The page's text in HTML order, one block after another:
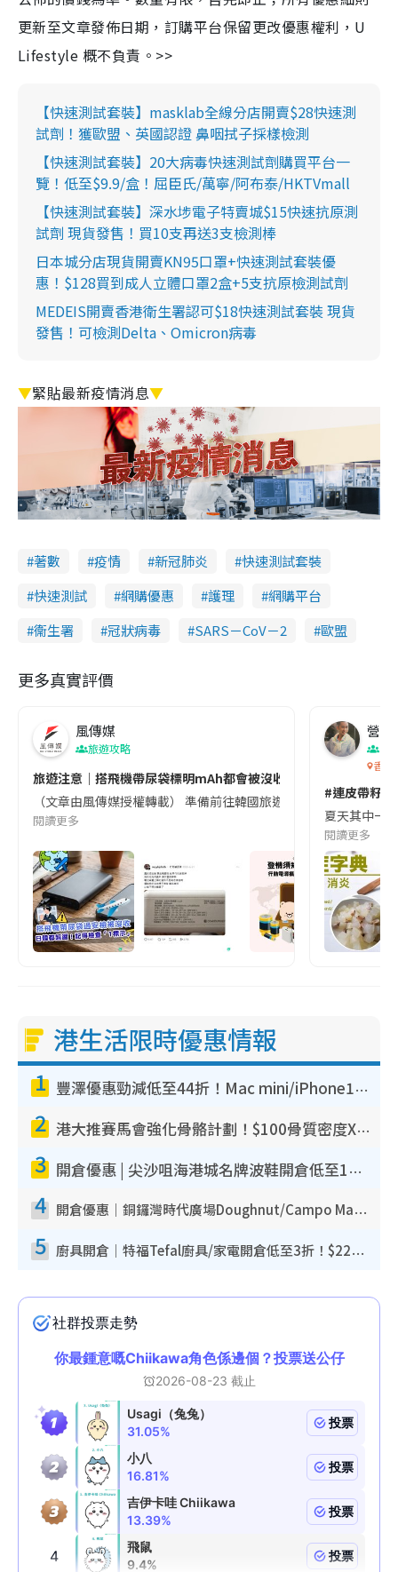
更新至文章發佈日期，訂購平台保留更改優惠權利，U
Lifestyle 概不負責。>>
【快速測試套裝】masklab全線分店開賣$28快速測
試劑！獲歐盟、英國認證 鼻咽拭子採樣檢測
【快速測試套裝】20大病毒快速測試劑購買平台一
覽！低至$9.9/盒！屈臣氏/萬寧/阿布泰/HKTVmall
【快速測試套裝】深水埗電子特賣城$15快速抗原測
試劑 現貨發售！買10支再送3支檢測棒
日本城分店現貨開賣KN95口罩+快速測試套裝優
惠！$128買到成人立體口罩2盒+5支抗原檢測試劑
MEDEIS開賣香港衛生署認可$18快速測試套裝 現貨
發售！可檢測Delta、Omicron病毒
▼緊貼最新疫情消息▼
著數 疫情 新冠肺炎
快速測試套裝
快速測試
網購優惠 護理
網購平台
衞生署
冠狀病毒 SARS－CoV－2 歐盟
更多真實評價
風傳媒
旅遊攻略
旅遊注意｜搭飛機帶尿袋標明mAh都會被沒收😱出發前切記檢查
（文章由風傳媒授權轉載） 準備前往韓國旅遊的民眾，近期要
閱讀更多
營養
香港
#連皮帶籽
夏天其中一
閱讀更多
港生活限時優惠情報
1 豐澤優惠勁減低至44折！Mac mini/iPhone17Pro大減價！廚房家電$220起
2 港大推賽馬會強化骨骼計劃！$100骨質密度X光檢查 完成免費運動訓練送超市禮券！附參加資格
3 開倉優惠 | 尖沙咀海港城名牌波鞋開倉低至1折！On鞋$899起／Joy&Peace鞋履$98起
4 開倉優惠｜銅鑼灣時代廣場Doughnut/Campo Marzio開倉低至1折！背囊、書包、手袋劈價$200起
5 廚具開倉｜特福Tefal廚具/家電開倉低至3折！$220起買平底鍋/炒鑊/湯煲！電飯煲/吸塵機/燙斗$418起